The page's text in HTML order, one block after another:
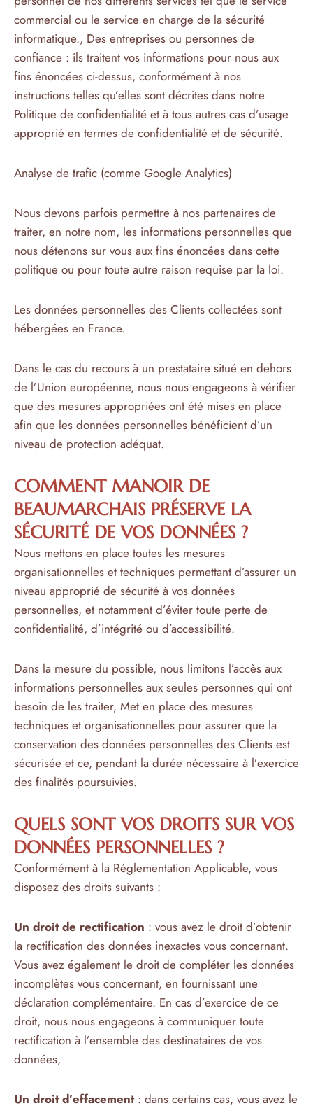
commercial ou le service en charge de la sécurité
informatique., Des entreprises ou personnes de
confiance : ils traitent vos informations pour nous aux
fins énoncées ci-dessus, conformément à nos
instructions telles qu’elles sont décrites dans notre
Politique de confidentialité et à tous autres cas d’usage
approprié en termes de confidentialité et de sécurité.
Analyse de trafic (comme Google Analytics)
Nous devons parfois permettre à nos partenaires de
traiter, en notre nom, les informations personnelles que
nous détenons sur vous aux fins énoncées dans cette
politique ou pour toute autre raison requise par la loi.
Les données personnelles des Clients collectées sont
hébergées en France.
Dans le cas du recours à un prestataire situé en dehors
de l’Union européenne, nous nous engageons à vérifier
que des mesures appropriées ont été mises en place
afin que les données personnelles bénéficient d’un
niveau de protection adéquat.
COMMENT MANOIR DE
BEAUMARCHAIS PRÉSERVE LA
SÉCURITÉ DE VOS DONNÉES ?
Nous mettons en place toutes les mesures
organisationnelles et techniques permettant d’assurer un
niveau approprié de sécurité à vos données
personnelles, et notamment d’éviter toute perte de
confidentialité, d’intégrité ou d’accessibilité.
Dans la mesure du possible, nous limitons l’accès aux
informations personnelles aux seules personnes qui ont
besoin de les traiter, Met en place des mesures
techniques et organisationnelles pour assurer que la
conservation des données personnelles des Clients est
sécurisée et ce, pendant la durée nécessaire à l’exercice
des finalités poursuivies.
QUELS SONT VOS DROITS SUR VOS
DONNÉES PERSONNELLES ?
Conformément à la Réglementation Applicable, vous
disposez des droits suivants :
Un droit de rectification : vous avez le droit d’obtenir
la rectification des données inexactes vous concernant.
Vous avez également le droit de compléter les données
incomplètes vous concernant, en fournissant une
déclaration complémentaire. En cas d’exercice de ce
droit, nous nous engageons à communiquer toute
rectification à l’ensemble des destinataires de vos
données,
Un droit d’effacement: dans certains cas, vous avez le